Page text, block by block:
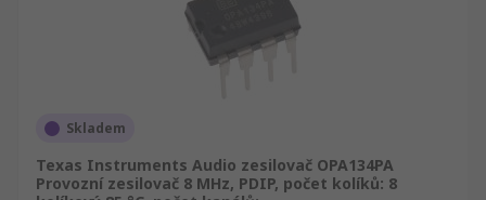
Skladem
Texas Instruments Audio zesilovač OPA134PA
Provozní zesilovač 8 MHz, PDIP, počet kolíků: 8